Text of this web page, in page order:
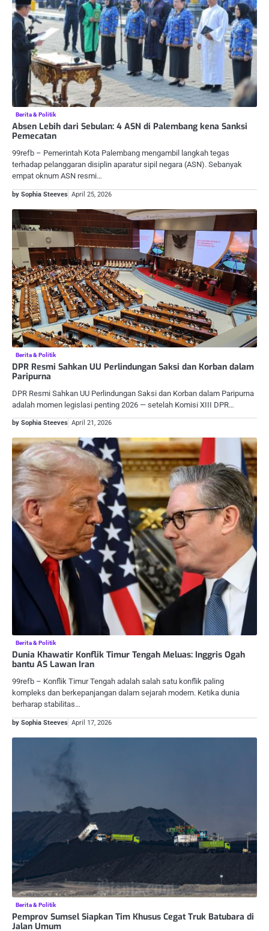
Berita & Politik
Absen Lebih dari Sebulan: 4 ASN di Palembang kena Sanksi
Pemecatan
99refb – Pemerintah Kota Palembang mengambil langkah tegas
terhadap pelanggaran disiplin aparatur sipil negara (ASN). Sebanyak
empat oknum ASN resmi…
by Sophia Steeves April 25, 2026
Berita & Politik
DPR Resmi Sahkan UU Perlindungan Saksi dan Korban dalam
Paripurna
DPR Resmi Sahkan UU Perlindungan Saksi dan Korban dalam Paripurna
adalah momen legislasi penting 2026 — setelah Komisi XIII DPR…
by Sophia Steeves April 21, 2026
Berita & Politik
Dunia Khawatir Konflik Timur Tengah Meluas: Inggris Ogah
bantu AS Lawan Iran
99refb – Konflik Timur Tengah adalah salah satu konflik paling
kompleks dan berkepanjangan dalam sejarah modern. Ketika dunia
berharap stabilitas…
by Sophia Steeves April 17, 2026
Berita & Politik
Pemprov Sumsel Siapkan Tim Khusus Cegat Truk Batubara di
Jalan Umum